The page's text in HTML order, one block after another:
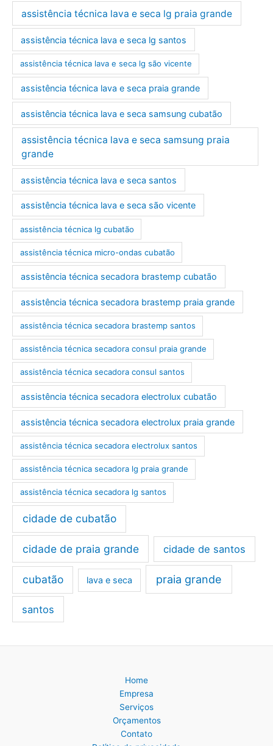
assistência técnica lava e seca lg praia grande
assistência técnica lava e seca lg santos
assistência técnica lava e seca lg são vicente
assistência técnica lava e seca praia grande
assistência técnica lava e seca samsung cubatão
assistência técnica lava e seca samsung praia
grande
assistência técnica lava e seca santos
assistência técnica lava e seca são vicente
assistência técnica lg cubatão
assistência técnica micro-ondas cubatão
assistência técnica secadora brastemp cubatão
assistência técnica secadora brastemp praia grande
assistência técnica secadora brastemp santos
assistência técnica secadora consul praia grande
assistência técnica secadora consul santos
assistência técnica secadora electrolux cubatão
assistência técnica secadora electrolux praia grande
assistência técnica secadora electrolux santos
assistência técnica secadora lg praia grande
assistência técnica secadora lg santos
cidade de cubatão
cidade de praia grande cidade de santos
cubatão lava e seca praia grande
santos
Home
Empresa
Serviços
Orçamentos
Contato